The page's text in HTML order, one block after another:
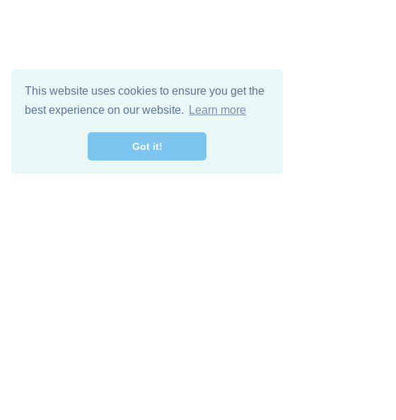
This website uses cookies to ensure you get the
best experience on our website.
Learn more
Got it!